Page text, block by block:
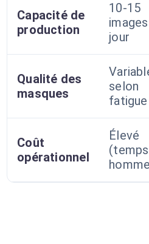
Capacité de
production
10-15
jour
Qualité des
masques
selon
fatigue
Coût
opérationnel
Élevé
(temps